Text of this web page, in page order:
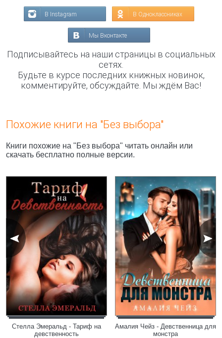
В Instagram В Одноклассниках
Мы Вконтакте
Подписывайтесь на наши страницы в социальных
сетях.
Будьте в курсе последних книжных новинок,
комментируйте, обсуждайте. Мы ждём Вас!
Похожие книги на "Без выбора"
Книги похожие на "Без выбора" читать онлайн или
скачать бесплатно полные версии.
Стелла Эмеральд - Тариф на
девственность
Амалия Чейз - Девственница для
монстра